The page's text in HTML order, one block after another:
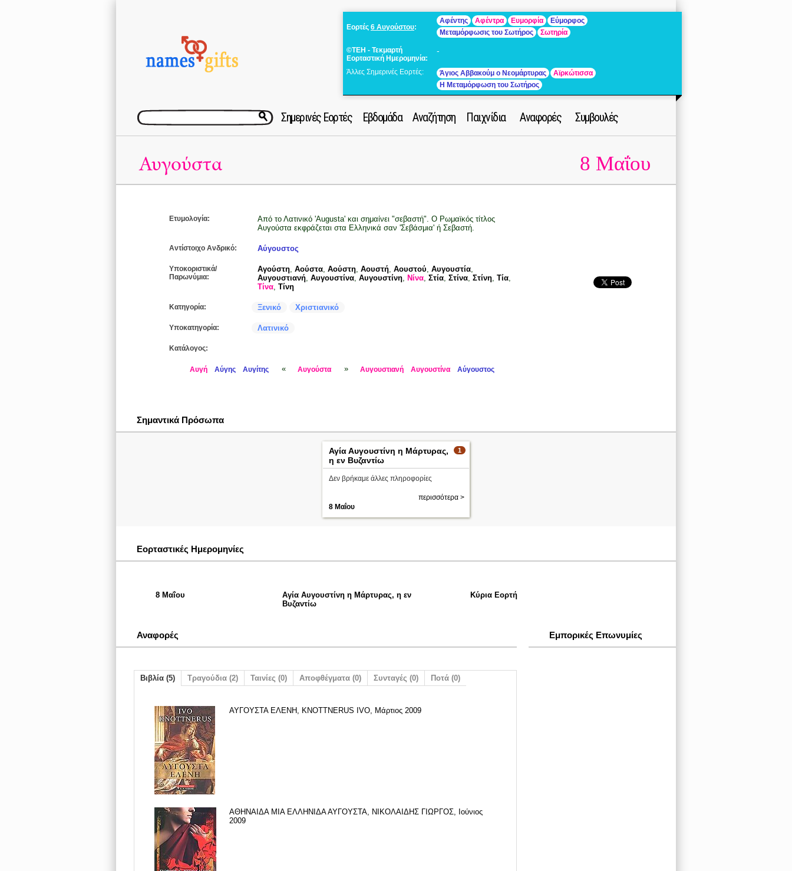
Εορτές 6 Αυγούστου:
Αφέντης Αφέντρα Ευμορφία
Εύμορφος
Μεταμόρφωσις του Σωτήρος
Σωτηρία
©ΤΕΗ - Τεκμαρτή
Εορταστική Ημερομηνία:
-
Άλλες Σημερινές Εορτές: Άγιος Αββακούμ ο Νεομάρτυρας
Αϊρκώτισσα
Η Μεταμόρφωση του Σωτήρος
Σημερινές Εορτές Εβδομάδα Αναζήτηση Παιχνίδια Αναφορές Συμβουλές
Αυγούστα 8 Μαΐου
Ετυμολογία:
Από το Λατινικό 'Augusta' και σημαίνει "σεβαστή". Ο Ρωμαϊκός τίτλος
Αυγούστα εκφράζεται στα Ελληνικά σαν 'Σεβάσμια' ή Σεβαστή.
Αντίστοιχο Ανδρικό: Αύγουστος
Υποκοριστικά/
Παρωνύμια:
Αγούστη, Αούστα, Αούστη, Αουστή, Αουστού, Αυγουστία,
Αυγουστιανή, Αυγουστίνα, Αυγουστίνη, Νίνα, Στία, Στίνα, Στίνη, Τία,
Τίνα, Τίνη
Κατηγορία: Ξενικό Χριστιανικό
Υποκατηγορία: Λατινικό
Κατάλογος:
Αυγή Αύγης Αυγίτης « Αυγούστα » Αυγουστιανή Αυγουστίνα Αύγουστος
Σημαντικά Πρόσωπα
1
Αγία Αυγουστίνη η Μάρτυρας,
η εν Βυζαντίω
Δεν βρήκαμε άλλες πληροφορίες
περισσότερα >
8 Μαΐου
Εορταστικές Ημερομηνίες
8 Μαΐου
Αγία Αυγουστίνη η Μάρτυρας, η εν
Βυζαντίω
Κύρια Εορτή
Εμπορικές Επωνυμίες
Αναφορές
Βιβλία (5) Τραγούδια (2) Ταινίες (0) Αποφθέγματα (0) Συνταγές (0) Ποτά (0)
ΑΥΓΟΥΣΤΑ ΕΛΕΝΗ, KNOTTNERUS IVO, Μάρτιος 2009
ΑΘΗΝΑΙΔΑ ΜΙΑ ΕΛΛΗΝΙΔΑ ΑΥΓΟΥΣΤΑ, ΝΙΚΟΛΑΙΔΗΣ ΓΙΩΡΓΟΣ, Ιούνιος
2009